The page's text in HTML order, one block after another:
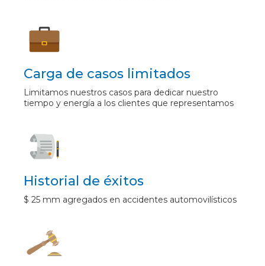
Carga de casos limitados
Limitamos nuestros casos para dedicar nuestro
tiempo y energía a los clientes que representamos
Historial de éxitos
$ 25 mm agregados en accidentes automovilísticos